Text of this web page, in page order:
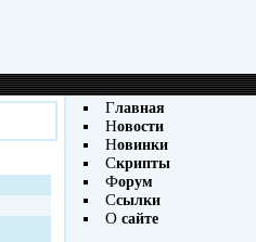
Главная
Новости
Новинки
Скрипты
Форум
Ссылки
Осайте